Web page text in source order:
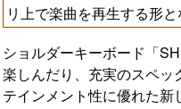
リ上で楽曲を再生する形と
ショルダーキーボード「
楽しんだり、充実のスペッ
テインメント性に優れた新